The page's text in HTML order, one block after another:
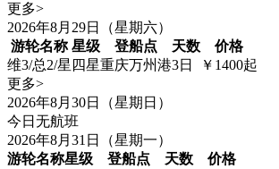
更多>
2026年8月29日（星期六）
游轮名称 星级 登船点 天数
价格
维3/总2/星 四星重庆万州港3日
￥1400起
更多>
2026年8月30日（星期日）
今日无航班
2026年8月31日（星期一）
游轮名称星级 登船点 天数
价格